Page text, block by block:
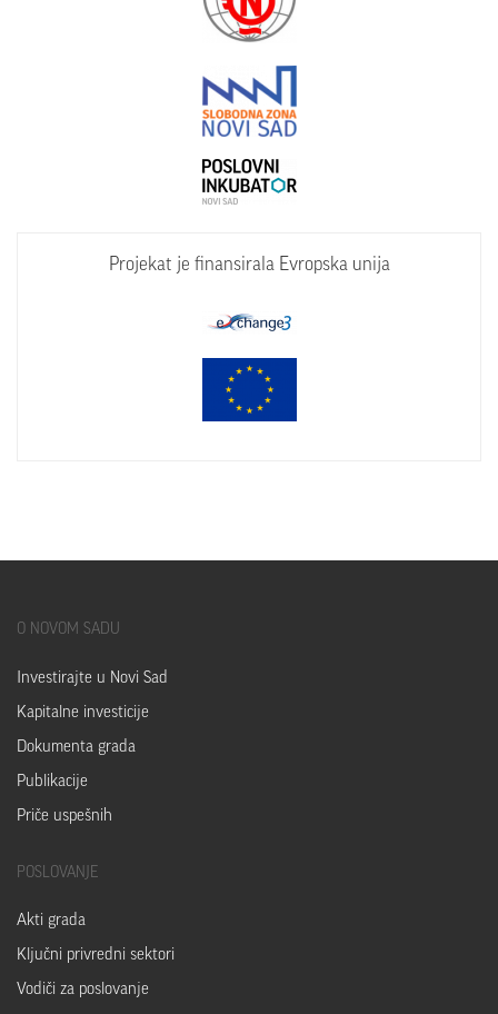
Projekat je finansirala Evropska unija
O NOVOM SADU
Investirajte u Novi Sad
Kapitalne investicije
Dokumenta grada
Publikacije
Priče uspešnih
POSLOVANJE
Akti grada
Ključni privredni sektori
Vodiči za poslovanje